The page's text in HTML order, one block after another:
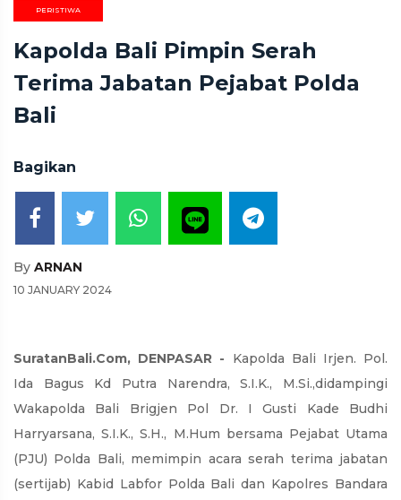
PERISTIWA
Kapolda Bali Pimpin Serah
Terima Jabatan Pejabat Polda
Bali
Bagikan
By ARNAN
10 JANUARY 2024
SuratanBali.Com, DENPASAR - Kapolda Bali Irjen. Pol.
Ida Bagus Kd Putra Narendra, S.I.K., M.Si.,didampingi
Wakapolda Bali Brigjen Pol Dr. I Gusti Kade Budhi
Harryarsana, S.I.K., S.H., M.Hum bersama Pejabat Utama
(PJU) Polda Bali, memimpin acara serah terima jabatan
(sertijab) Kabid Labfor Polda Bali dan Kapolres Bandara